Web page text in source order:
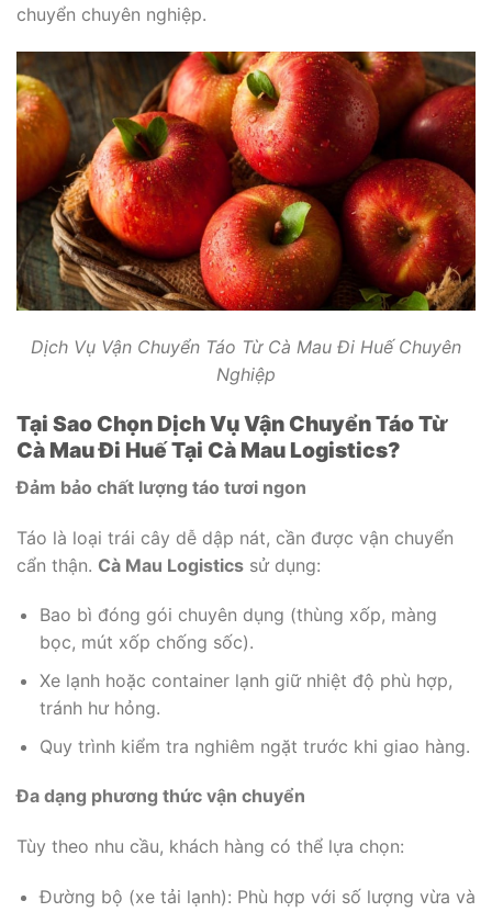
chuyển chuyên nghiệp.
Dịch Vụ Vận Chuyển Táo Từ Cà Mau Đi Huế Chuyên
Nghiệp
Tại Sao Chọn Dịch Vụ Vận Chuyển Táo Từ
Cà Mau Đi Huế Tại Cà Mau Logistics?
Đảm bảo chất lượng táo tươi ngon
Táo là loại trái cây dễ dập nát, cần được vận chuyển
cẩn thận. Cà Mau Logistics sử dụng:
Bao bì đóng gói chuyên dụng (thùng xốp, màng
bọc, mút xốp chống sốc).
Xe lạnh hoặc container lạnh giữ nhiệt độ phù hợp,
tránh hư hỏng.
Quy trình kiểm tra nghiêm ngặt trước khi giao hàng.
Đa dạng phương thức vận chuyển
Tùy theo nhu cầu, khách hàng có thể lựa chọn:
Đường bộ (xe tải lạnh): Phù hợp với số lượng vừa và